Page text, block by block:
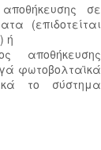
σε
(επιδοτείται
ή
αποθήκευσης
φωτοβολταϊκά
το σύστημα